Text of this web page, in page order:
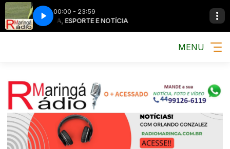
00:00 - 23:59
MÚSICA, ESPORTE E NOTÍCIA MÚSICA,
MENU